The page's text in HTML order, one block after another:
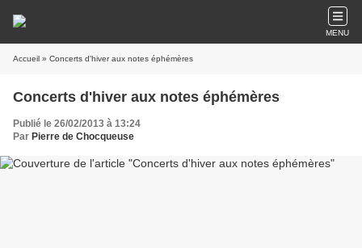
MENU
Accueil » Concerts d'hiver aux notes éphémères
Concerts d'hiver aux notes éphémères
Publié le 26/02/2013 à 13:24
Par Pierre de Chocqueuse